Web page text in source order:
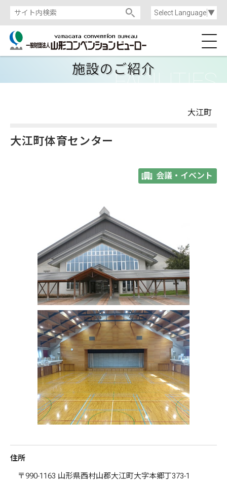
Select Language▼
施設のご紹介
大江町
大江町体育センター
会議・イベント
住所
〒990-1163 山形県西村山郡大江町大字本郷丁373-1